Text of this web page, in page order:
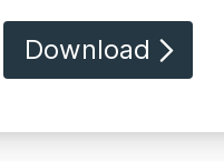
Download